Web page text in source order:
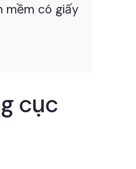
mềm có giấy
cục